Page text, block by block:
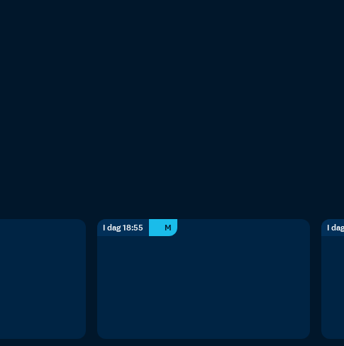
I dag 18:55 M I